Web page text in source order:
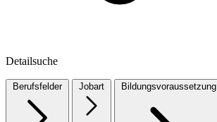
Detailsuche
Berufsfelder Jobart Bildungsvoraussetzung